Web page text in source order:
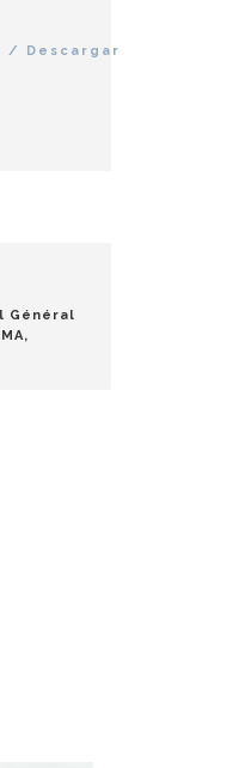
/ Descargar
Général